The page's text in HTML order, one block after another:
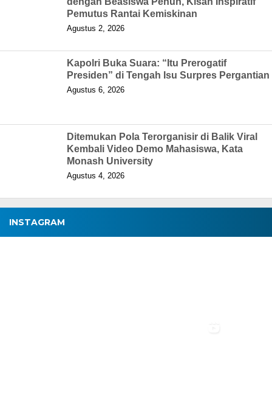
Pemutus Rantai Kemiskinan
Agustus 2, 2026
Kapolri Buka Suara: “Itu Prerogatif
Presiden” di Tengah Isu Surpres Pergantian
Agustus 6, 2026
Ditemukan Pola Terorganisir di Balik Viral
Kembali Video Demo Mahasiswa, Kata
Monash University
Agustus 4, 2026
INSTAGRAM